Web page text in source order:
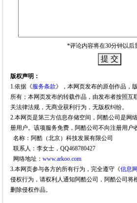
*评论内容将在30分钟以后
版权声明：
1.依据《服务条款》，本网页发布的原创作品，
所有；本网页发布的转载作品，由发布者按照互
关法律法规，无商业获利行为，无版权纠纷。
2.本网页是第三方信息存储空间，阿酷公司是网
册用户。该项服务免费，阿酷公司不向注册用户
名称：阿酷（北京）科技发展有限公司
联系人：李女士，QQ468780427
网络地址： www.arkoo.com
3.本网页参与各方的所有行为，完全遵守《信息
侵权行为，请权利人通知阿酷公司，阿酷公司将
删除侵权作品。